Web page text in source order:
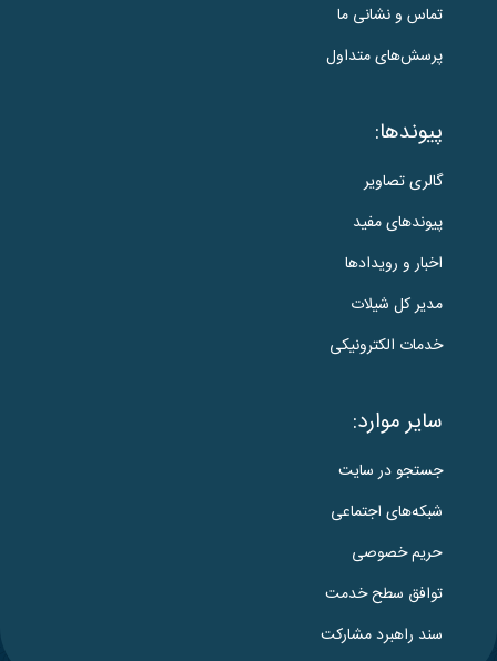
تماس و نشانی ما
پرسش‌های متداول
پیوندها:
گالری تصاویر
پیوندهای مفید
اخبار و رویدادها
مدیر کل شیلات
خدمات الکترونیکی
سایر موارد:
جستجو در سایت
شبکه‌های اجتماعی
حریم خصوصی
توافق سطح خدمت
سند راهبرد مشارکت